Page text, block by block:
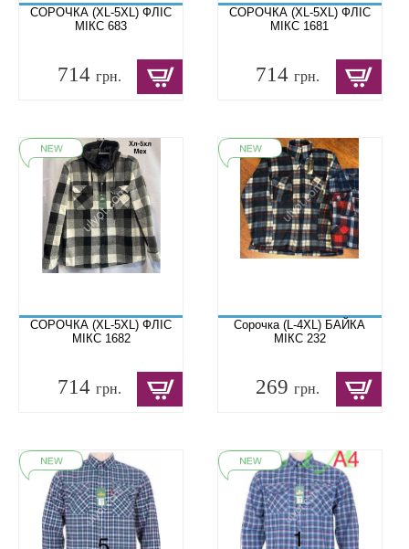
СОРОЧКА (XL-5XL) ФЛІС
МІКС 683
714 грн.
СОРОЧКА (XL-5XL) ФЛІС
МІКС 1681
714грн.
СОРОЧКА (XL-5XL) ФЛІС
МІКС 1682
714 грн.
Сорочка (L-4XL) БАЙКА
МІКС 232
269грн.